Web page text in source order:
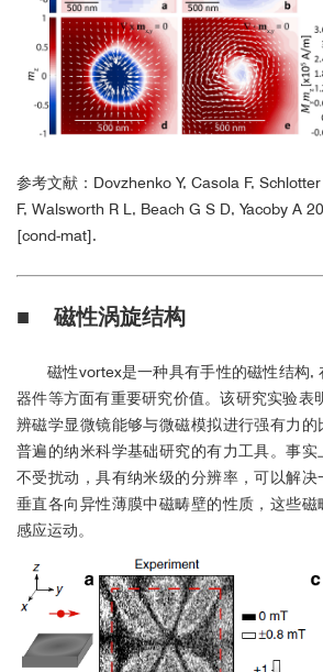
参考文献：Dovzhenko Y, Casola F,
F, Walsworth R L, Beach G S D, Yacoby A
[cond-mat].
■ 磁性涡旋结构
磁性vortex是一种具有手性的磁性结构,
器件等方面有重要研究价值。该研究实验表
辨磁学显微镜能够与微磁模拟进行强有力
普遍的纳米科学基础研究的有力工具。事实
不受扰动，具有纳米级的分辨率，可以解
垂直各向异性薄膜中磁畴壁的性质，这些
感应运动。